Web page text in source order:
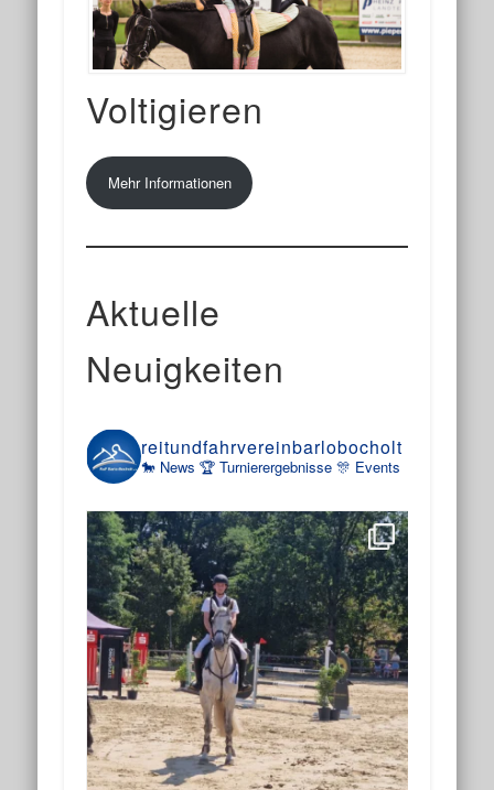
Voltigieren
Mehr Informationen
Aktuelle
Neuigkeiten
reitundfahrvereinbarlobocholt
🐎 News 🏆 Turnierergebnisse 🎊 Events